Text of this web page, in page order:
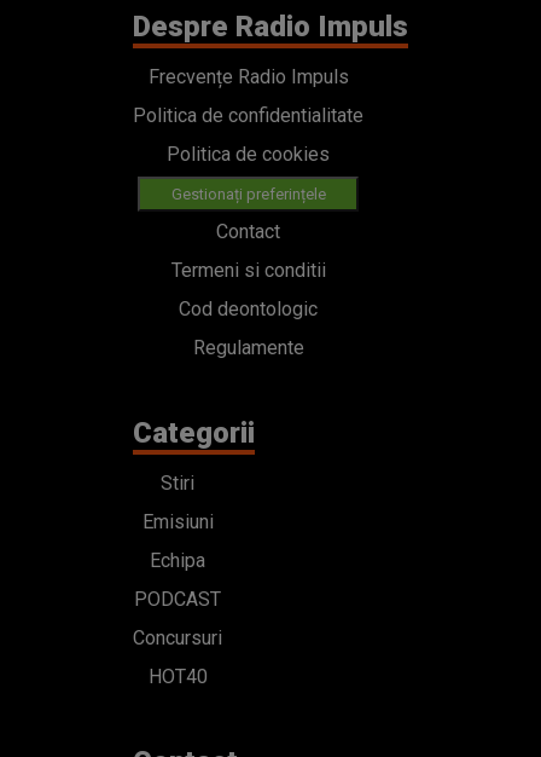
Despre Radio Impuls
Frecvențe Radio Impuls
Politica de confidentialitate
Politica de cookies
Gestionați preferințele
Contact
Termeni si conditii
Cod deontologic
Regulamente
Categorii
Stiri
Emisiuni
Echipa
PODCAST
Concursuri
HOT40